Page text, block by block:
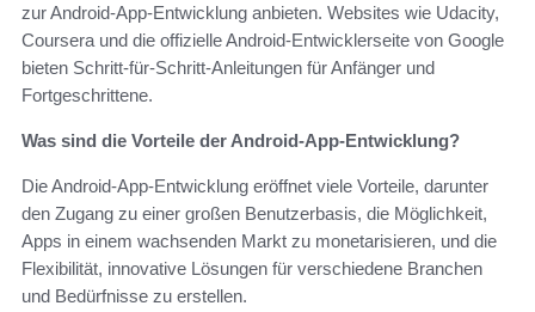
zur Android-App-Entwicklung anbieten. Websites wie Udacity,
Coursera und die offizielle Android-Entwicklerseite von Google
bieten Schritt-für-Schritt-Anleitungen für Anfänger und
Fortgeschrittene.
Was sind die Vorteile der Android-App-Entwicklung?
Die Android-App-Entwicklung eröffnet viele Vorteile, darunter
den Zugang zu einer großen Benutzerbasis, die Möglichkeit,
Apps in einem wachsenden Markt zu monetarisieren, und die
Flexibilität, innovative Lösungen für verschiedene Branchen
und Bedürfnisse zu erstellen.